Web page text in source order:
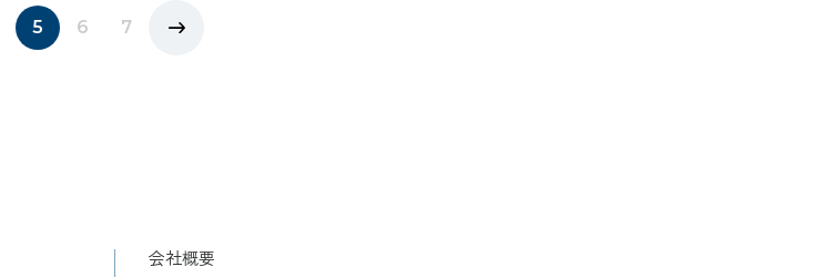
5 6 7
会社概要